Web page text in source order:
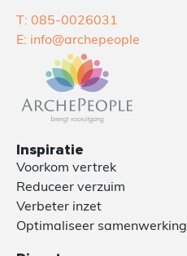
T: 085-0026031
E: info@archepeople
Inspiratie
Voorkom vertrek
Reduceer verzuim
Verbeter inzet
Optimaliseer samenwerking